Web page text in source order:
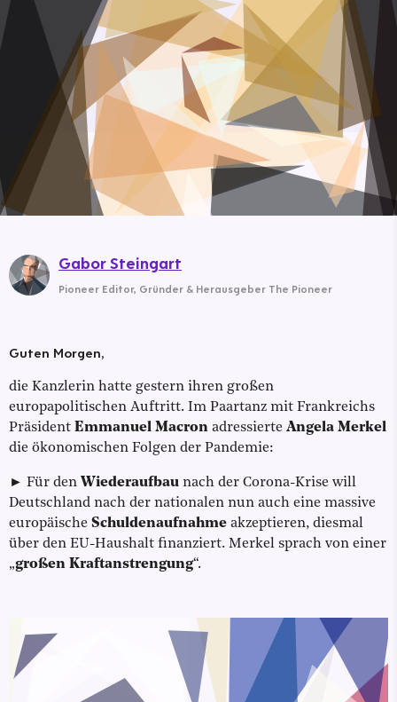
Guten Morgen,
die Kanzlerin hatte gestern ihren großen
europapolitischen Auftritt. Im Paartanz mit Frankreichs
Präsident Emmanuel Macron adressierte Angela Merkel
die ökonomischen Folgen der Pandemie:
► Für den Wiederaufbau nach der Corona-Krise will
Deutschland nach der nationalen nun auch eine massive
europäische Schuldenaufnahme akzeptieren, diesmal
über den EU-Haushalt finanziert. Merkel sprach von einer
„großen Kraftanstrengung“.
Gabor Steingart
Pioneer Editor, Gründer & Herausgeber The Pioneer